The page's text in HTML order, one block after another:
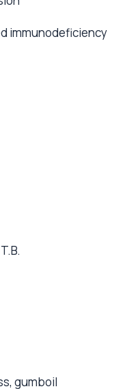
immunodeficiency
gumboil